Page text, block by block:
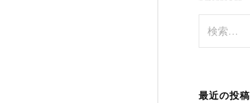
索
最近の投稿